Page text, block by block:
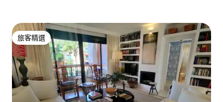
何菜餚。配有烤箱、微波爐、冰箱、冷凍
庫、洗碗機、電磁爐、洗衣機/烘乾機、烤
麵包機、Nespresso 咖啡機、水壺、攪拌
器、榨汁機等。非常適合想要享受海灘、
美食和地中海生活方式的家庭、情侶和旅
客。地理位置極佳，位於 Torremolinos 最
受歡迎的地區之一，以其國際化、多元化
和包容性的氛圍而聞名。不允許舉辦派
對。不接受不懂得遵守社區規定的團體。
旅客精選
旅客精選